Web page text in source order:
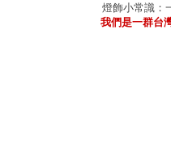
燈飾小常識：
我們是一群台